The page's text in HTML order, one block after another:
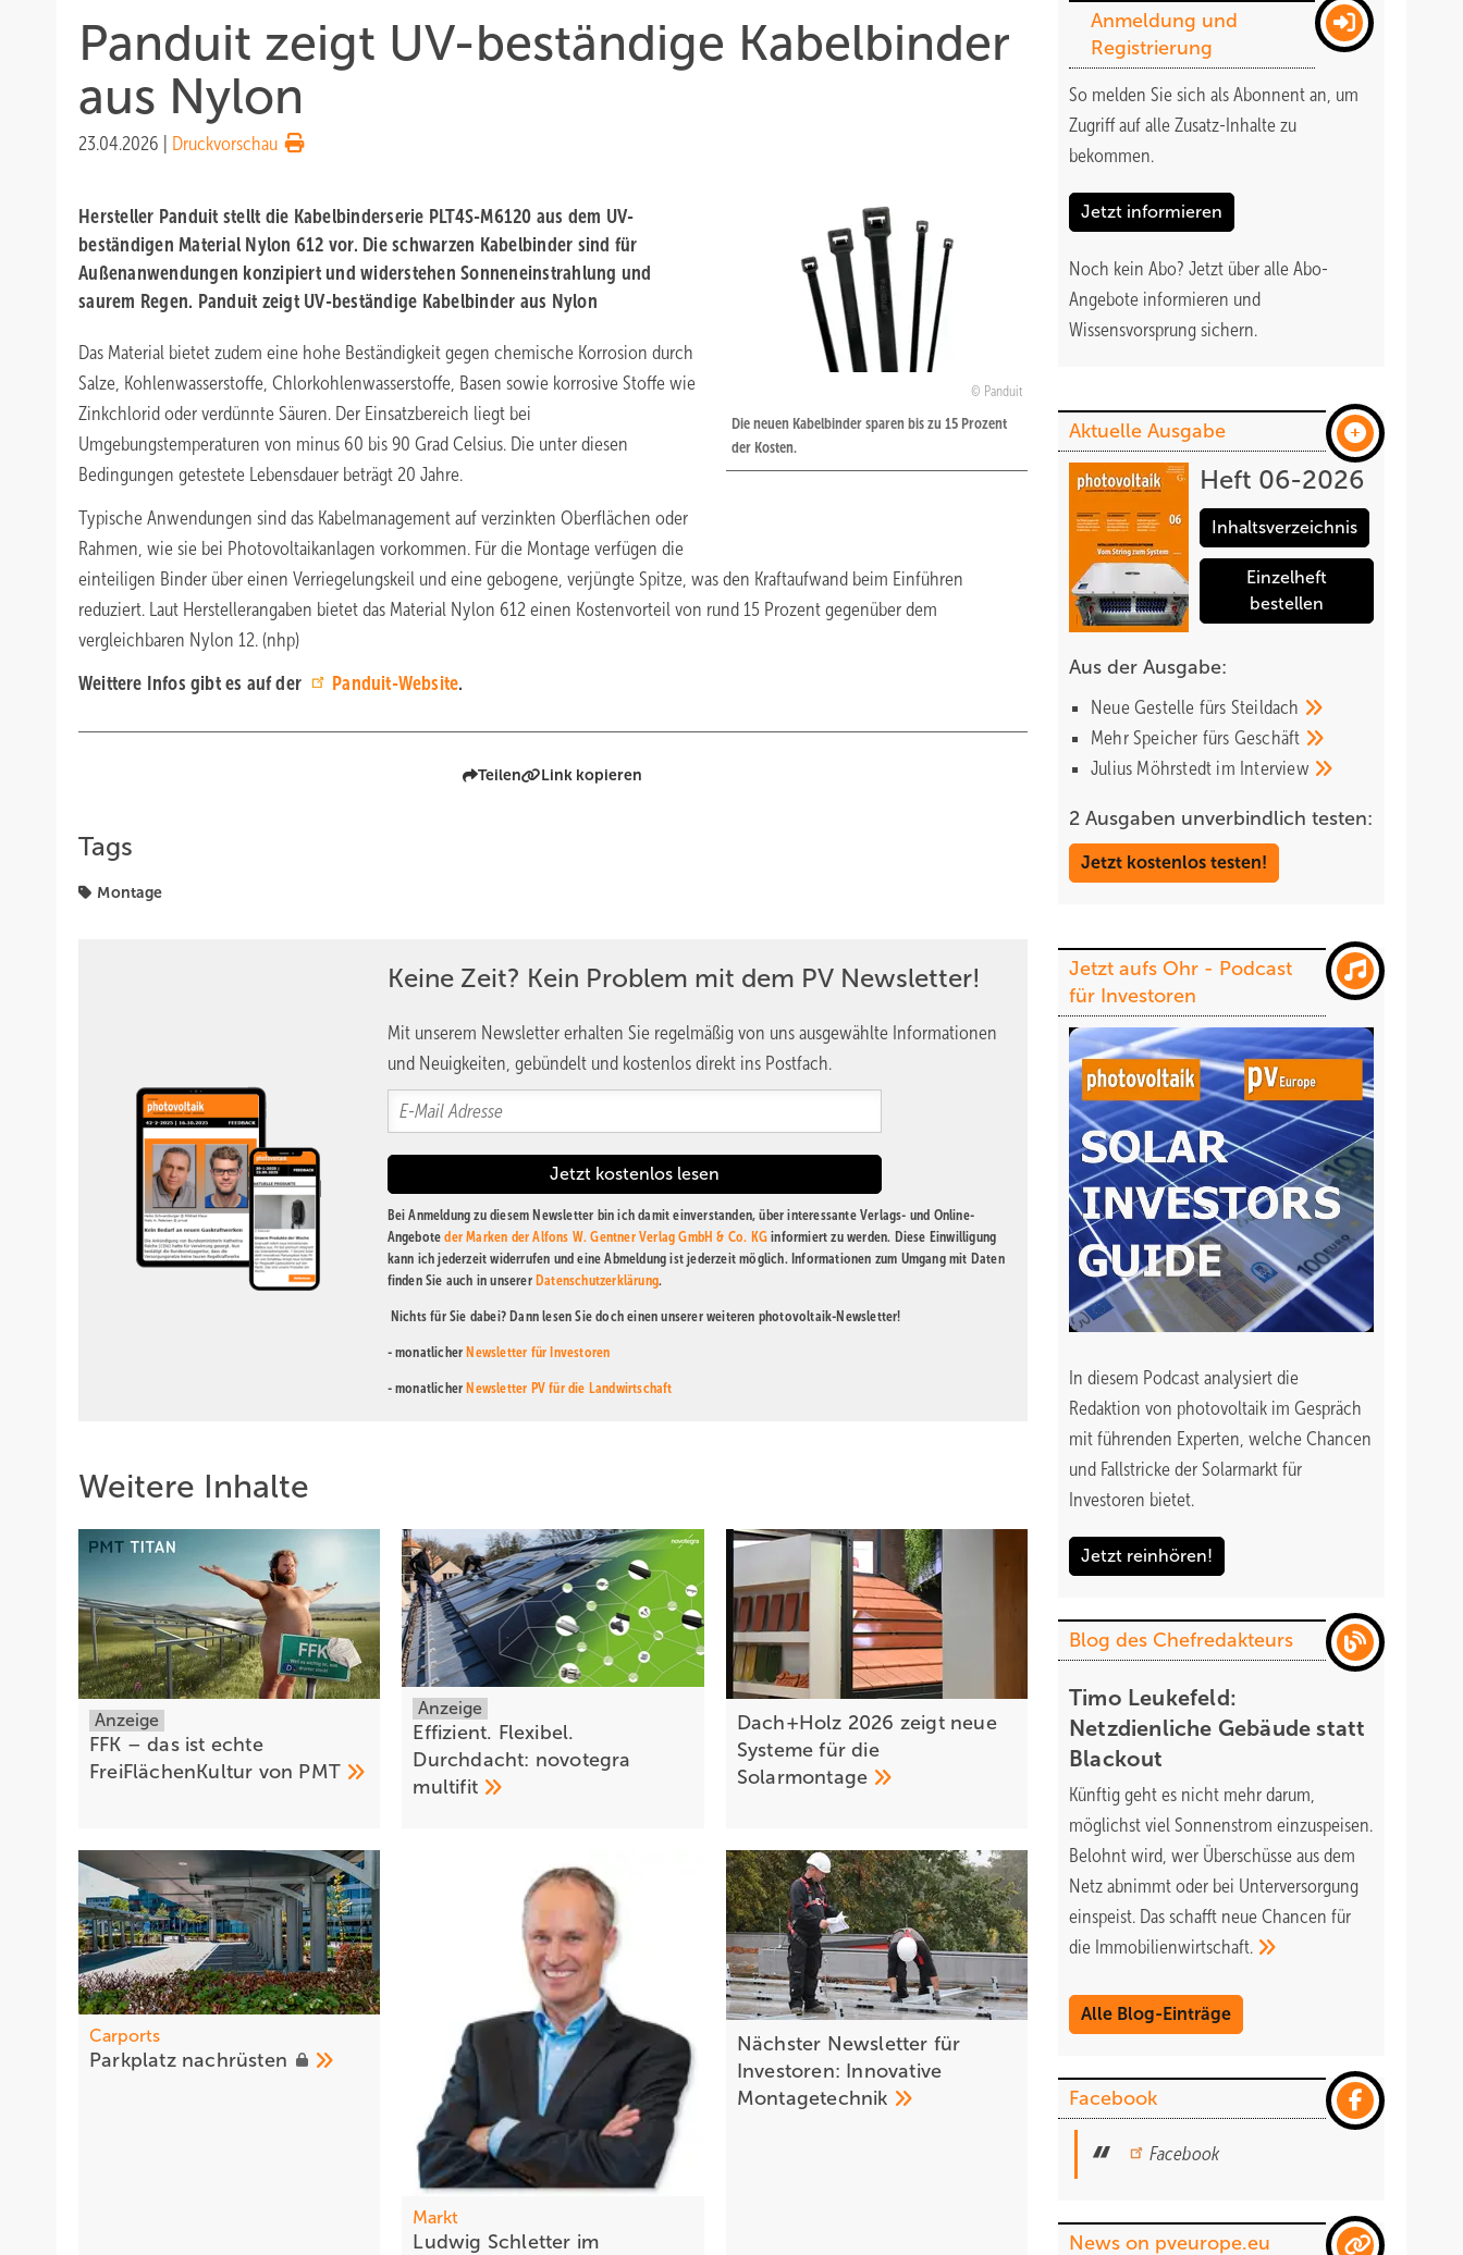
Panduit zeigt UV-beständige Kabelbinder
aus Nylon
23.04.2026 Druckvorschau
Panduit
Die neuen Kabelbinder sparen bis zu 15 Prozent
der Kosten.
Hersteller Panduit stellt die Kabelbinderserie PLT4S-M6120 aus dem UV-
beständigen Material Nylon 612 vor. Die schwarzen Kabelbinder sind für
Außenanwendungen konzipiert und widerstehen Sonneneinstrahlung und
saurem Regen. Panduit zeigt UV-beständige Kabelbinder aus Nylon
Das Material bietet zudem eine hohe Beständigkeit gegen chemische Korrosion durch
Salze, Kohlenwasserstoffe, Chlorkohlenwasserstoffe, Basen sowie korrosive Stoffe wie
Zinkchlorid oder verdünnte Säuren. Der Einsatzbereich liegt bei
Umgebungstemperaturen von minus 60 bis 90 Grad Celsius. Die unter diesen
Bedingungen getestete Lebensdauer beträgt 20 Jahre.
Typische Anwendungen sind das Kabelmanagement auf verzinkten Oberflächen oder
Rahmen, wie sie bei Photovoltaikanlagen vorkommen. Für die Montage verfügen die
einteiligen Binder über einen Verriegelungskeil und eine gebogene, verjüngte Spitze, was den Kraftaufwand beim Einführen
reduziert. Laut Herstellerangaben bietet das Material Nylon 612 einen Kostenvorteil von rund 15 Prozent gegenüber dem
vergleichbaren Nylon 12. (nhp)
Weittere Infos gibt es auf der
Panduit-Website.
Teilen Link kopieren
Tags
Montage
Keine Zeit? Kein Problem mit dem PV Newsletter!
Mit unserem Newsletter erhalten Sie regelmäßig von uns ausgewählte Informationen
und Neuigkeiten, gebündelt und kostenlos direkt ins Postfach.
Bei Anmeldung zu diesem Newsletter bin ich damit einverstanden, über interessante Verlags- und Online-
Angeboteder Marken der Alfons W. Gentner Verlag GmbH & Co. KG informiert zu werden. Diese Einwilligung
kann ich jederzeit widerrufen und eine Abmeldung ist jederzeit möglich. Informationen zum Umgang mit Daten
finden Sie auch in unserer Datenschutzerklärung.
Nichts für Sie dabei? Dann lesen Sie doch einen unserer weiteren photovoltaik-Newsletter!
- monatlicher Newsletter für Investoren
- monatlicher Newsletter PV für die Landwirtschaft
Weitere Inhalte
Anzeige
FFK – das ist echte
FreiFlächenKultur von PMT
Anzeige
Effizient. Flexibel.
Durchdacht: novotegra
multifit
Dach+Holz 2026 zeigt neue
Systeme für die
Solarmontage
Carports
Parkplatz na chrüsten
Markt
Ludwig Schletter im
Nächster Newsletter für
Investoren: Innovative
Montagetechnik
Anmeldung und
Registrierung
So melden Sie sich als Abonnent an, um
Zugriff auf alle Zusatz-Inhalte zu
bekommen.
Jetzt informieren
Noch kein Abo? Jetzt über alle Abo-
Angebote informieren und
Wissensvorsprung sichern.
Aktuelle Ausgabe
Heft 06-2026
Inhaltsverzeichnis
Einzelheft
bestellen
Aus der Ausgabe:
Neue Gestelle fürs Steildach
Mehr Speicher fürs Geschäft
Julius Möhrstedt im Interview
2 Ausgaben unverbindlich testen:
Jetzt kostenlos testen!
Jetzt aufs Ohr - Podcast
für Investoren
In diesem Podcast analysiert die
Redaktion von photovoltaik im Gespräch
mit führenden Experten, welche Chancen
und Fallstricke der Solarmarkt für
Investoren bietet.
Jetzt reinhören!
Blog des Chefredakteurs
Timo Leukefeld:
Netzdienliche Gebäude statt
Blackout
Künftig geht es nicht mehr darum,
möglichst viel Sonnenstrom einzuspeisen.
Belohnt wird, wer Überschüsse aus dem
Netz abnimmt oder bei Unterversorgung
einspeist. Das schafft neue Chancen für
die Immobilienwirtschaft.
Alle Blog-Einträge
Facebook
Facebook
News on pveurope.eu